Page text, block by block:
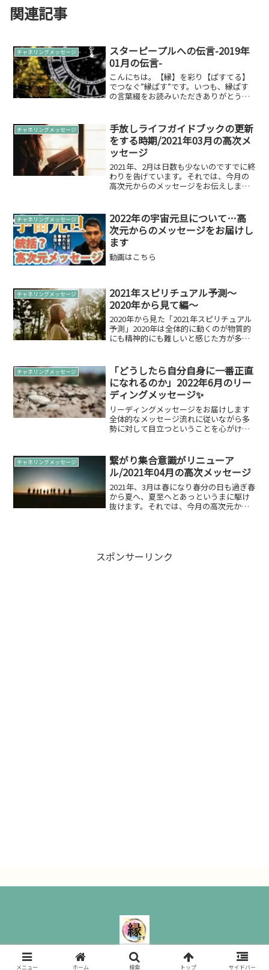
関連記事
チャネリングメッセージ
スターピープルへの伝言-2019年
01月の伝言-
こんにちは。【縁】を彩り【ぱすてる】
でつなぐ”縁ぱす”です。いつも、縁ぱす
の言葉綴をお読みいただきありがとうご
いと思います。 2019年01月の伝言スター
ピープ...
チャネリングメッセージ
手放しライフガイドブックの更新
をする時期/2021年03月の高次メ
ッセージ
2021年、2月は日数も少ないのですでに終
わりを告げています。それでは、今月の
高次元からのメッセージをお伝えしま
す。窮屈な世界は自分が作り上げている
窮屈さを感じて...
チャネリングメッセージ
2022年の宇宙元旦について…高
次元からのメッセージをお届けし
ます
動画はこちら
チャネリングメッセージ
2021年スピリチュアル予測～
2020年から見て編～
2020年から見た「2021年スピリチュアル
予測」2020年は全体的に動くのが物質的
にも精神的にも難しいと感じた方が多か
ージを届ける人もいました。しかしなが
ら、その人達...
チャネリングメッセージ
「どうしたら自分自身に一番正直
になれるのか」2022年6月のリー
ディングメッセージ✨
リーディングメッセージをお届けします
全体的なメッセージ流れに従いながら多
勢に対して目立つということを心がけて
の開運アクション「どうしたら自分自身
に一番正直になれるのか...
チャネリングメッセージ
繋がり集合意識がリニューア
ル/2021年04月の高次メッセージ
2021年、3月は春になり春分の日も過ぎ春
から夏へ、夏至へとあっというまに駆け
抜けます。それでは、今月の高次元から
スポンサーリンク
縁ぱす｜ All Rights Reserved.
メニュー ホーム 検索 トップ サイドバー